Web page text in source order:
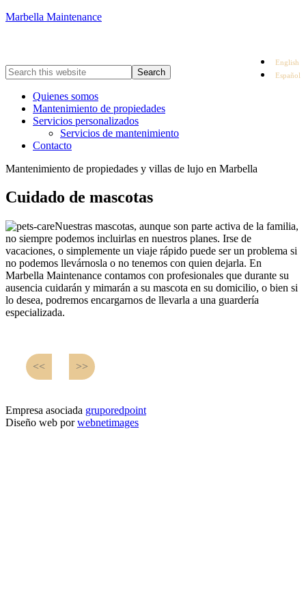
Marbella Maintenance
English
Español
Quienes somos
Mantenimiento de propiedades
Servicios personalizados
Servicios de mantenimiento
Contacto
Mantenimiento de propiedades y villas de lujo en Marbella
Cuidado de mascotas
Nuestras mascotas, aunque son parte activa de la familia,
no siempre podemos incluirlas en nuestros planes. Irse de
vacaciones, o simplemente un viaje rápido puede ser un problema si
no podemos llevárnosla o no tenemos con quien dejarla. En
Marbella Maintenance contamos con profesionales que durante su
ausencia cuidarán y mimarán a su mascota en su domicilio, o bien si
lo desea, podremos encargarnos de llevarla a una guardería
especializada.
<< >>
Empresa asociada gruporedpoint
Diseño web porwebnetimages